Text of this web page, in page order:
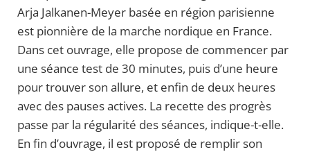
Arja Jalkanen-Meyer basée en région parisienne
est pionnière de la marche nordique en France.
Dans cet ouvrage, elle propose de commencer par
une séance test de 30 minutes, puis d’une heure
pour trouver son allure, et enfin de deux heures
avec des pauses actives. La recette des progrès
passe par la régularité des séances, indique-t-elle.
En fin d’ouvrage, il est proposé de remplir son